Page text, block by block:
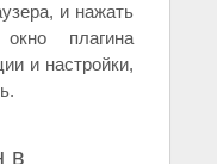
и нажать
плагина
и настройки,
в